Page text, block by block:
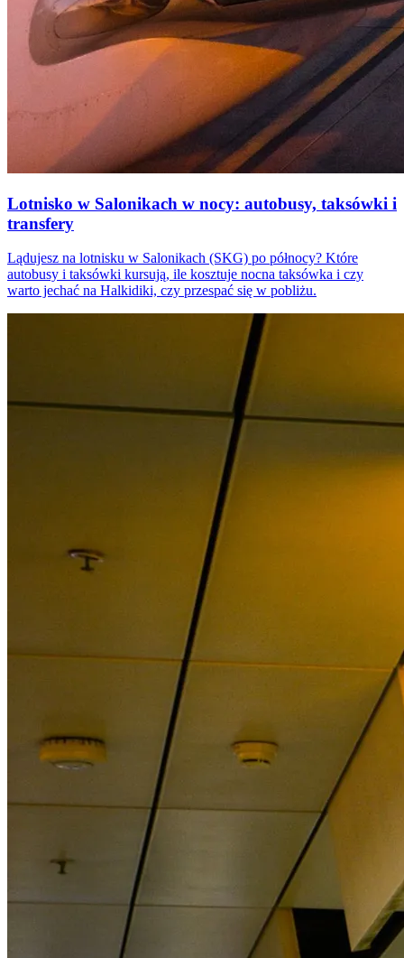
Lotnisko w Salonikach w nocy: autobusy, taksówki i
transfery
Lądujesz na lotnisku w Salonikach (SKG) po północy? Które
autobusy i taksówki kursują, ile kosztuje nocna taksówka i czy
warto jechać na Halkidiki, czy przespać się w pobliżu.